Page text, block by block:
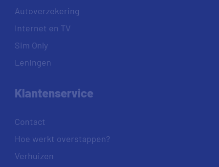
Autoverzekering
Internet en TV
Sim Only
Leningen
Klantenservice
Contact
Hoe werkt overstappen?
Verhuizen